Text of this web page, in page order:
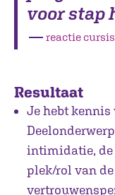
voor stap
― reactie
Resultaat
Je hebt kennis
intimidatie, de
plek/rol van